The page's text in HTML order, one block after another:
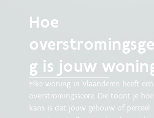
Hoe
g is jouw
Elke woning in Vlaanderen heeft een
overstromingsscore. Die toont je
kans is dat jouw gebouw of perceel